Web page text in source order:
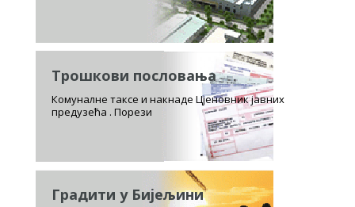
Трошкови пословања
Комуналне таксе и накнаде Цјеновник јавних
предузећа . Порези
Градити у Бијељини